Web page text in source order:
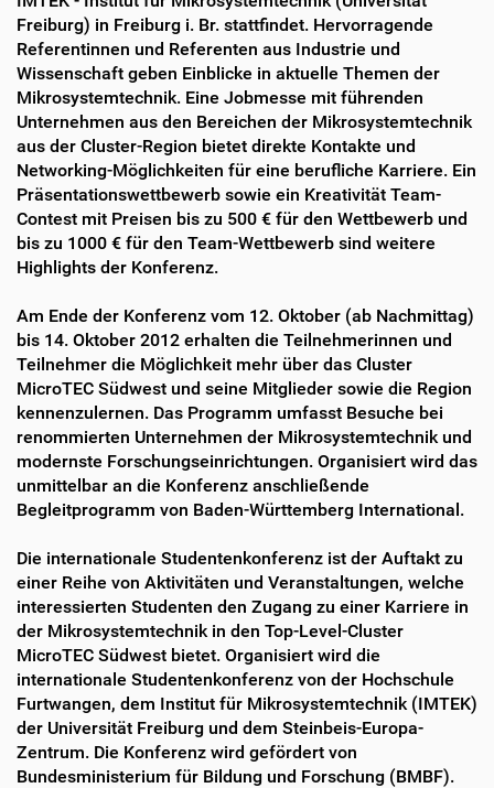
u
g
r
i
f
a
k
t
i
n
e
n
Freiburg) in Freiburg i. Br. stattfindet. Hervorragende
Referentinnen und Referenten aus Industrie und
Wissenschaft geben Einblicke in aktuelle Themen der
Mikrosystemtechnik. Eine Jobmesse mit führenden
Unternehmen aus den Bereichen der Mikrosystemtechnik
aus der Cluster-Region bietet direkte Kontakte und
Networking-Möglichkeiten für eine berufliche Karriere. Ein
Präsentationswettbewerb sowie ein Kreativität Team-
Contest mit Preisen bis zu 500 € für den Wettbewerb und
bis zu 1000 € für den Team-Wettbewerb sind weitere
Highlights der Konferenz.
Am Ende der Konferenz vom 12. Oktober (ab Nachmittag)
bis 14. Oktober 2012 erhalten die Teilnehmerinnen und
Teilnehmer die Möglichkeit mehr über das Cluster
MicroTEC Südwest und seine Mitglieder sowie die Region
kennenzulernen. Das Programm umfasst Besuche bei
renommierten Unternehmen der Mikrosystemtechnik und
modernste Forschungseinrichtungen. Organisiert wird das
unmittelbar an die Konferenz anschließende
Begleitprogramm von Baden-Württemberg International.
Die internationale Studentenkonferenz ist der Auftakt zu
einer Reihe von Aktivitäten und Veranstaltungen, welche
interessierten Studenten den Zugang zu einer Karriere in
der Mikrosystemtechnik in den Top-Level-Cluster
MicroTEC Südwest bietet. Organisiert wird die
internationale Studentenkonferenz von der Hochschule
Furtwangen, dem Institut für Mikrosystemtechnik (IMTEK)
der Universität Freiburg und dem Steinbeis-Europa-
Zentrum. Die Konferenz wird gefördert von
Bundesministerium für Bildung und Forschung (BMBF).